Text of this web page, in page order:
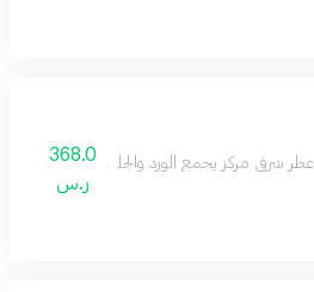
عطر شرقي مركز يجمع الورد والجلد والأخشاب
368.0
ر.س